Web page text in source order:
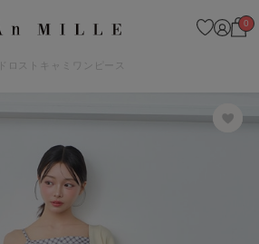
0
ドロストキャミワンピース